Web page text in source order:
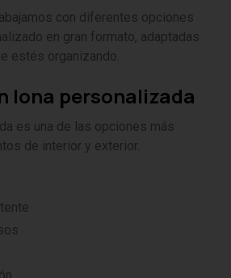
con diferentes opciones
en gran formato, adaptadas
estés organizando.
lona personalizada
es una de las opciones más
de interior y exterior.